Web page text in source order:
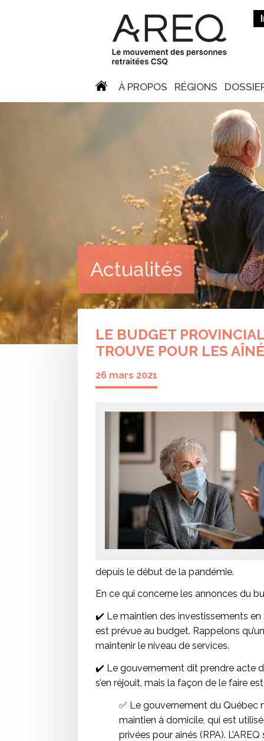
À PROPOS RÉGIONS
Actualités
LE BUDGET
TROUVE POUR LES
26 mars 2021
depuis le début de la pandémie.
En ce qui concerne les annonces du
✔️ Le maintien des investissements
est prévue au budget. Rappelons
maintenir le niveau de services.
✔️ Le gouvernement dit prendre acte
s’en réjouit, mais la façon de le faire
✅ Le gouvernement du Québec
maintien à domicile, qui est
privées pour aînés (RPA).